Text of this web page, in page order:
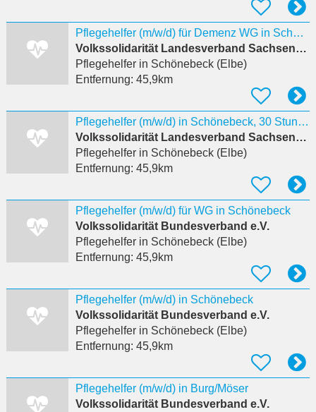
Pflegehelfer (m/w/d) für Demenz WG in Schönebeck, 30 Stunden/Woche Schönebeck (Elbe), Deutschland
Volkssolidarität Landesverband Sachsen-Anhalt e.V.
Pflegehelferin Schönebeck (Elbe)
Entfernung: 45,9km
Pflegehelfer (m/w/d) in Schönebeck, 30 Stunden/Woche Schönebeck (Elbe), Deutschland
Volkssolidarität Landesverband Sachsen-Anhalt e.V.
Pflegehelferin Schönebeck (Elbe)
Entfernung: 45,9km
Pflegehelfer (m/w/d) für WG in Schönebeck
Volkssolidarität Bundesverband e.V.
Pflegehelferin Schönebeck (Elbe)
Entfernung: 45,9km
Pflegehelfer (m/w/d) in Schönebeck
Volkssolidarität Bundesverband e.V.
Pflegehelferin Schönebeck (Elbe)
Entfernung: 45,9km
Pflegehelfer (m/w/d) in Burg/Möser
Volkssolidarität Bundesverband e.V.